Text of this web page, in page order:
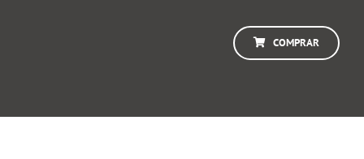
COMPRAR